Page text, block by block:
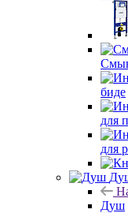
биде
для
для
Душ